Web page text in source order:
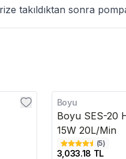
takıldıktan sonra
Boyu
Boyu SES-20
15W 20L/Min
(5)
3,033.18 TL